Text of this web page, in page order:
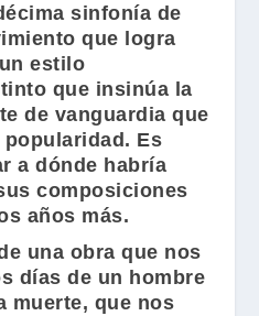
sinfonía de
que logra
estilo
que insinúa la
de vanguardia que
Es
a dónde habría
composiciones
años más.
una obra que nos
días de un hombre
muerte, que nos